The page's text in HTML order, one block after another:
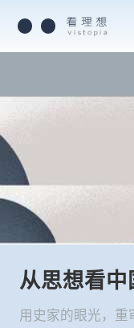
从思想看
用史家的眼光，重